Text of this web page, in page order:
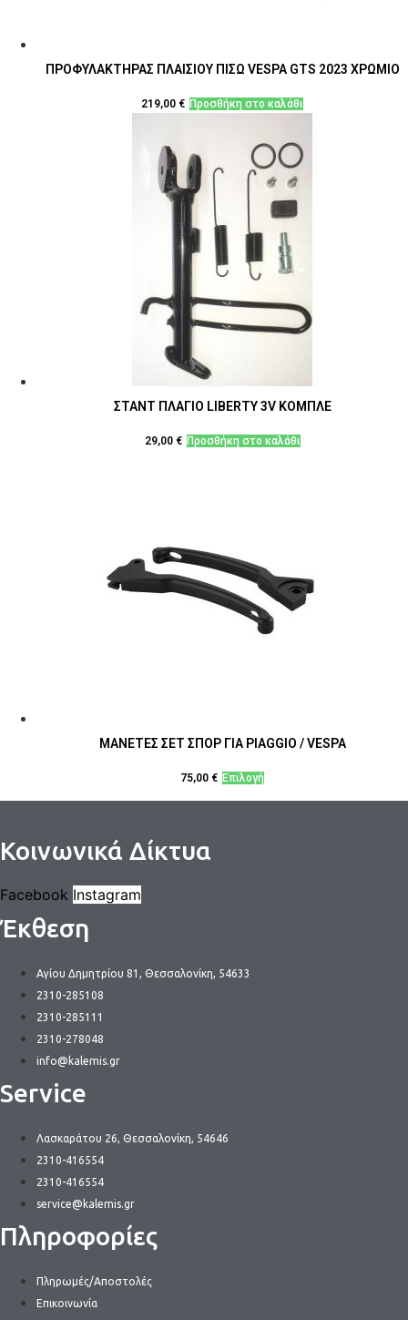
ΠΡΟΦΥΛΑΚΤΗΡΑΣ ΠΛΑΙΣΙΟΥ ΠΙΣΩ VESPA GTS 2023 ΧΡΩΜΙΟ
219,00 € Προσθήκη στο καλάθι
ΣΤΑΝΤ ΠΛΑΓΙΟ LIBERTY 3V ΚΟΜΠΛΕ
29,00 € Προσθήκη στο καλάθι
ΜΑΝΕΤΕΣ ΣΕΤ ΣΠΟΡ ΓΙΑ PIAGGIO / VESPA
75,00 € ΕπιλογήΑυτό
το
Κοινωνικά Δίκτυα
Facebook Instagram
Έκθεση
Αγίου Δημητρίου 81, Θεσσαλονίκη, 54633
2310-285108
2310-285111
2310-278048
info@kalemis.gr
Service
Λασκαράτου 26, Θεσσαλονίκη, 54646
2310-416554
2310-416554
service@kalemis.gr
Πληροφορίες
Πληρωμές/Αποστολές
Επικοινωνία